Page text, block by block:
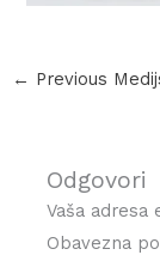
← Previous
Odgovori
Vaša
Obavezna